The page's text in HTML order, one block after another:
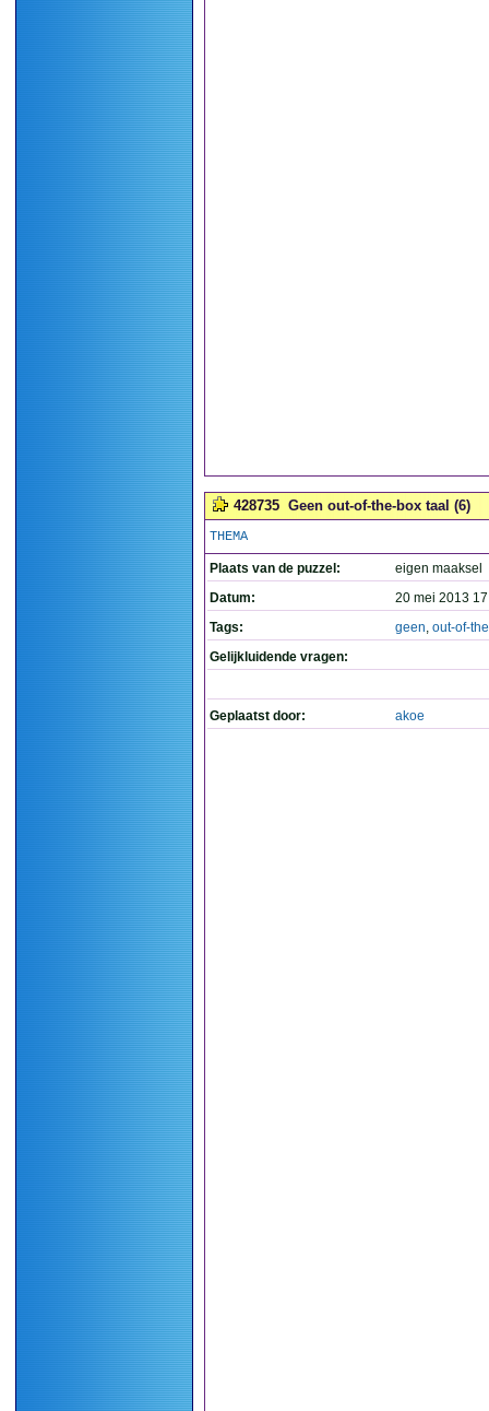
428735 Geen out-of-the-box taal (6)
THEMA
Plaats van de puzzel:
eigen maaksel
Datum:
20 mei 2013
Tags:
geen, out-of-
Gelijkluidende vragen:
Geplaatst door: akoe